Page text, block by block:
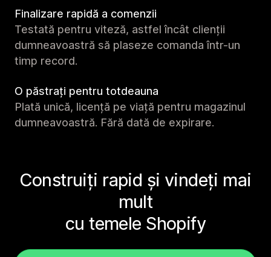
Finalizare rapidă a comenzii
Testată pentru viteză, astfel încât clienții
dumneavoastră să plaseze comanda într-un
timp record.
O păstrați pentru totdeauna
Plată unică, licență pe viață pentru magazinul
dumneavoastră. Fără dată de expirare.
Construiți rapid și vindeți mai
mult
cu temele Shopify